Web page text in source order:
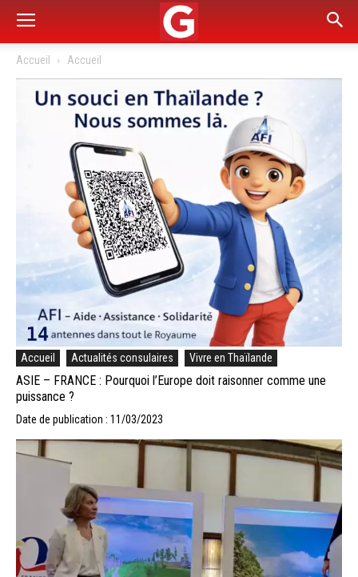
Accueil Accueil
Accueil Actualités consulaires Vivre en Thaïlande
ASIE – FRANCE : Pourquoi l’Europe doit raisonner comme une
puissance ?
Date de publication : 11/03/2023